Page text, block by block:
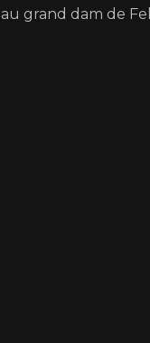
grand dam de